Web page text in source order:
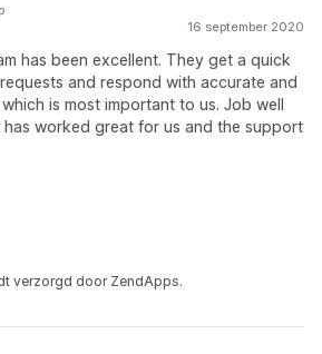
16 september 2020
has been excellent. They get a quick
and respond with accurate and
is most important to us. Job well
worked great for us and the support
verzorgd door ZendApps.